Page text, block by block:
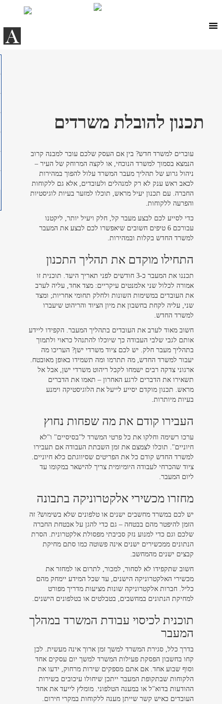
content
תכנון להובלת משרדים
עוברים למשרד חדש? בין אם העסק שלכם עובר למבנה קרוב
הנמצא בסמוך למשרד הנוכחי, או לקצה המרוחק של העיר –
ניהול גרוע של תהליך מעבר המשרד עלול להפוך במהירות
לכאב ראש ענק לא רק למנהלים ולעובדים, אלא גם ללקוחות
החברה. עם תכנון יעיל מראש, תוכלו למזער בעיות לוגיסטיות
והפרעה ללקוחות.
כדי לסייע לכם לבצע מעבר קל, חלק ויעיל יותר, ליקטנו
עבורכם 6 טיפים חשובים שיאפשרו לכם לבצע את המעבר
למשרד החדש בקלות ובמהירות.
התחילו מוקדם את תהליך התכנון
תכננו את המעבר כ-3 חודשים לפני תאריך היעד. תוכנית זו
אמורה לכלול שני אלמנטים עיקריים: מצד אחד, עליה לערב
את העובדים במשימות השונות ולחלק תחומי אחריות; ומצד
שני, עליה לקחת בחשבון את מיון הציוד והריהוט שיעברו
למשרד החדש.
חשוב מאוד לערב את העובדים בתהליך המעבר. הקפידו ליידע
אותם לגבי שלבי העבודה כך שיוכלו להתנהל כראוי ולתמוך
בתהליך מעבר חלק. יש לכם ציוד משרדי ישן? העריכו מה
יעבור למשרד החדש, מה תתרמו ומה תשמידו באופן מאובטח.
ארגוני צדקה רבים ישמחו לקבל ריהוט משרדי ישן, אבל אל
תשאירו את הדברים לרגע האחרון – תאמו את הדברים
מראש. תכנון מוקדם יסייע לייעל את הלוגיסטיקה וימנע
בעיות מיותרות.
העבירו קודם את מה שפחות נחוץ
ערכו רשימה וחלקו את כל פרטי המשרד ל"בסיסיים" ו"לא
חיוניים". תוכלו לצמצם את זמן השבתת העבודה אם תעבירו
למשרד החדש קודם כל את הפריטים שסיווגתם כלא חיוניים.
ציוד שהכרחי לעבודה היומיומית צריך להישאר במקומו עד
ליום המעבר.
מחזרו מכשירי אלקטרוניקה בתבונה
יש לכם במשרד מחשבים ישנים או טלפונים שלא בשימוש? זה
הזמן להיפטר מהם בבטחה – גם כדי להגן על אבטחת החברה
שלכם וגם כדי למנוע נזק סביבתי מפסולת אלקטרונית. הסרת
הנתונים ממכשירים ישנים אינה פשוטה כמו סתם מחיקת
קבצים ישנים מהמחשב.
חשוב שתקפידו לא לסחור, למכור, לתרום או למחזר את
מכשירי האלקטרוניקה הישנים, עד שכל המידע יימחק מהם
כליל. חברות אלקטרוניקה שונות מציעות מדריך מפורט
למחיקת הנתונים במחשבים, בטבלטים או בטלפונים הישנים.
תוכנית לכיסוי עבודת המשרד במהלך
המעבר
בדרך כלל, סגירת המשרד למשך זמן ארוך אינה מעשית. לכן
קחו בחשבון הפסקת פעילות המשרד למשך יום עסקים אחד
וסוף שבוע אחד. אם אתם מספקים שירות מרחוק, ידעו את
הלקוחות שבתקופת המעבר ייתכן שיחולו עיכובים בשירות
ההודעות בדוא"ל או במענה הטלפוני. מומלץ לייעד את אחד
העובדים כאיש קשר שייתן מענה ללקוחות במקרי חירום.
A